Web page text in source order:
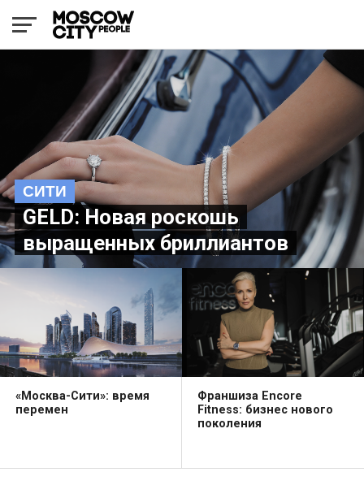
СИТИ
GELD: Новая роскошь
выращенных бриллиантов
«Москва-Сити»: время
перемен
Франшиза Encore
Fitness: бизнес нового
поколения